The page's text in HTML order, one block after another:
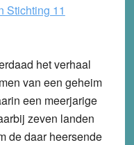
het verhaal
van een geheim
een meerjarige
zeven landen
de daar heersende